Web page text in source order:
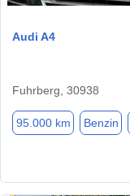
Audi A4
Fuhrberg, 30938
95.000 km Benzin